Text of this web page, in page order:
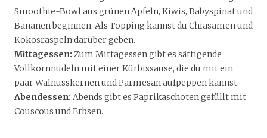
Smoothie-Bowl aus grünen Äpfeln, Kiwis, Babyspinat und
Bananen beginnen. Als Topping kannst du Chiasamen und
Kokosraspeln darüber geben.
Mittagessen: Zum Mittagessen gibt es sättigende
Vollkornnudeln mit einer Kürbissause, die du mit ein
paar Walnusskernen und Parmesan aufpeppen kannst.
Abendessen: Abends gibt es Paprikaschoten gefüllt mit
Couscous und Erbsen.